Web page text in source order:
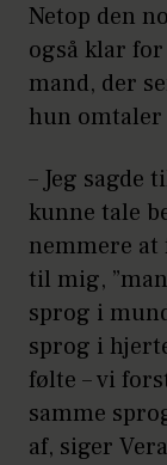
Netop den
også klar
mand, der
hun omtaler
– Jeg sagde
kunne tale
nemmere at
til mig,
sprog i
sprog i
følte – vi
samme
af, siger